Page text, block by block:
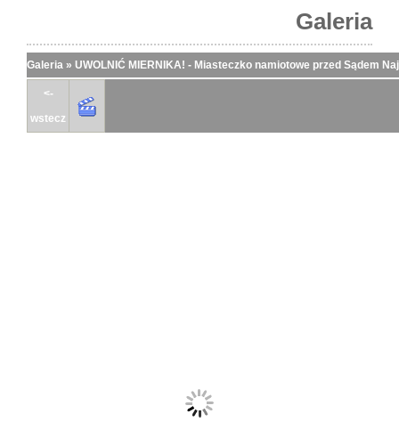
Galeria
Galeria » UWOLNIĆ MIERNIKA! - Miasteczko namiotowe przed Sądem
<-
wstecz